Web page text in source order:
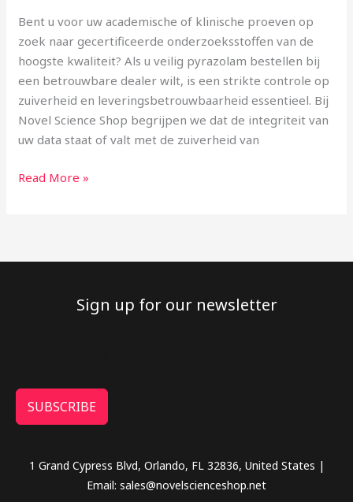
Bent u voor uw academische of klinische proeven op
zoek naar gecertificeerde onderzoeksstoffen van de
hoogste kwaliteit? Als u veilig pyrazolam bestellen bij
een betrouwbare dealer wilt, is een strikte controle op
zuiverheid en leveringsbetrouwbaarheid essentieel. Bij
Novel Science Shop begrijpen we dat de integriteit van
uw data staat of valt met de zuiverheid van
Nederland
en
België
Read More »
Sign up for our newsletter
SUBSCRIBE
1 Grand Cypress Blvd, Orlando, FL 32836, United States |
Email: sales@novelscienceshop.net